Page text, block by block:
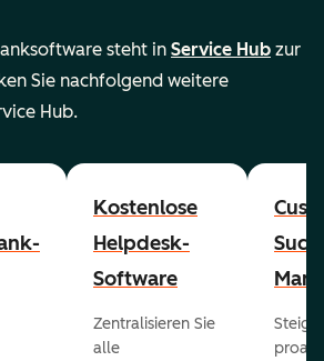
steht in Service Hub zur
Sie nachfolgend weitere
Hub.
Kostenlose
Helpdesk-
Software
Zentralisieren Sie
alle